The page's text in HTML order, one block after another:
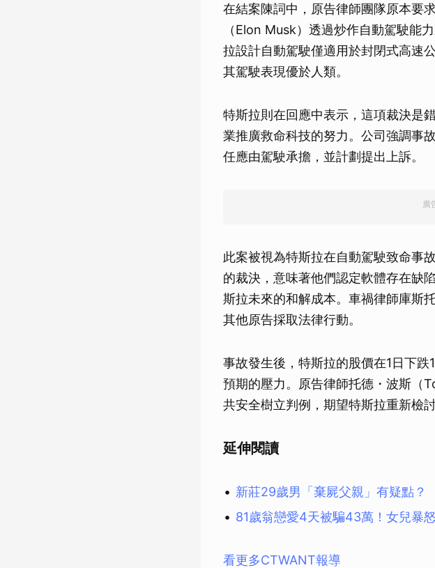
在結案陳詞中，原告律師團隊原本要
（Elon Musk）透過炒作自動駕駛能
拉設計自動駕駛僅適用於封閉式高速
其駕駛表現優於人類。
特斯拉則在回應中表示，這項裁決是
業推廣救命科技的努力。公司強調事
任應由駕駛承擔，並計劃提出上訴。
廣
此案被視為特斯拉在自動駕駛致命事
的裁決，意味著他們認定軟體存在缺
斯拉未來的和解成本。車禍律師庫斯
其他原告採取法律行動。
事故發生後，特斯拉的股價在1日下
預期的壓力。原告律師托德・波斯（
共安全樹立判例，期望特斯拉重新檢
延伸閱讀
新莊29歲男「棄屍父親」有疑點
81歲翁戀愛4天被騙43萬！女兒暴
看更多CTWANT報導